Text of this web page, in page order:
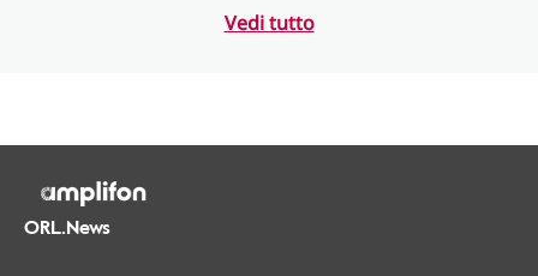
Vedi tutto
ORL.News